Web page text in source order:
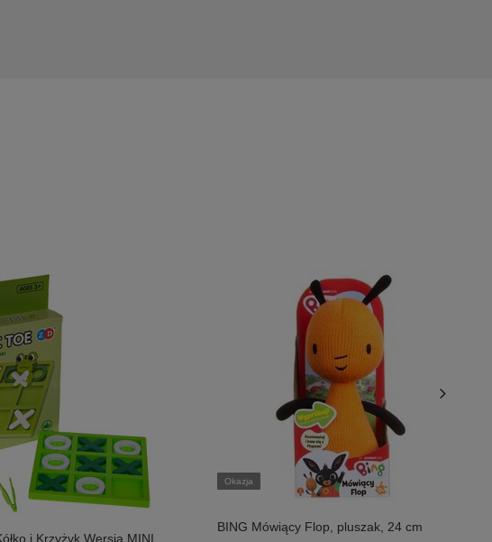
i Krzyżyk Wersja MINI
Okazja
BING Mówiący Flop, pluszak, 24 cm